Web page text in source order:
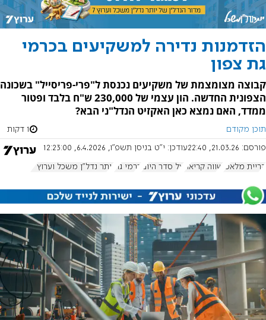
הזדמנות נדירה למשקיעים בכרמי
גת צפון
קבוצה מצומצמת של משקיעים נכנסת ל"פרי-פריסייל" בשכונה
הצפונית החדשה. הון עצמי של 230,000 ש"ח בלבד ופטור
ממדד, האם נמצא כאן האקזיט הנדל"ני הבא?
תוכן מקודם 1 דקות
פורסם: 21.03.26, 22:40 עודכן: י"ט בניסן תשפ"ו, 6.4.2026, 12:23:00
קריית מלאכי שווה קריאה על סדר היום כרמי גת יותר נדל"ן משכל וערוץ 7